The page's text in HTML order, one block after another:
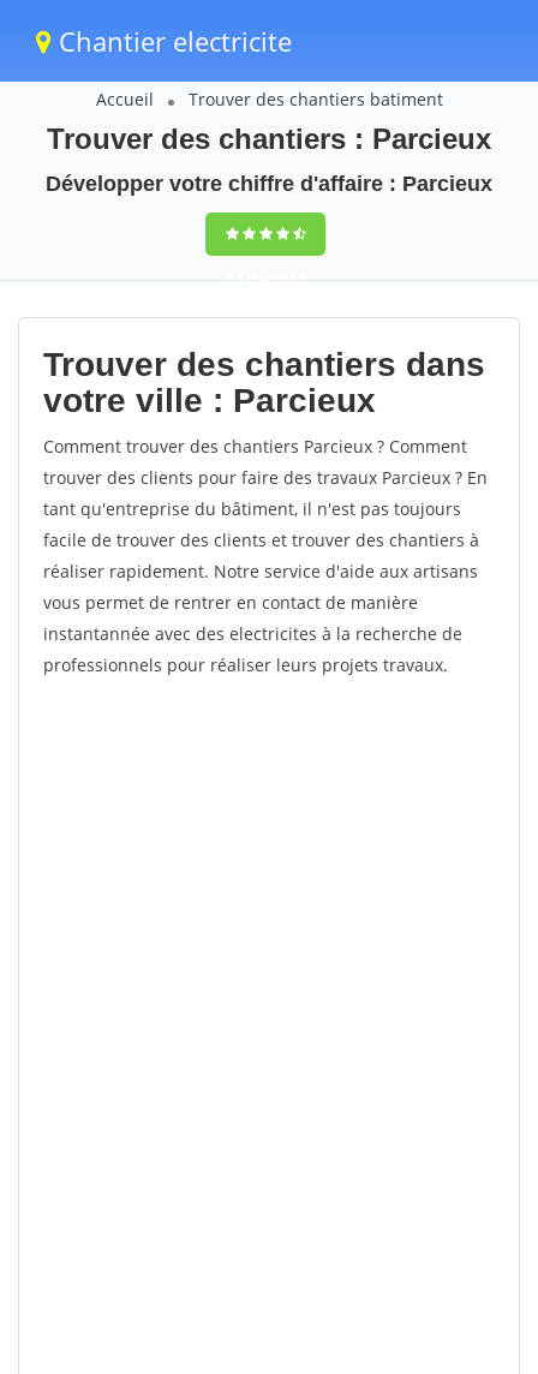
Chantier electricite
Accueil Trouver des chantiers batiment
Trouver des chantiers : Parcieux
Développer votre chiffre d'affaire : Parcieux
9,5(100%)62
votes
Trouver des chantiers dans
votre ville : Parcieux
Comment trouver des chantiers Parcieux ? Comment
trouver des clients pour faire des travaux Parcieux ? En
tant qu'entreprise du bâtiment, il n'est pas toujours
facile de trouver des clients et trouver des chantiers à
réaliser rapidement. Notre service d'aide aux artisans
vous permet de rentrer en contact de manière
instantannée avec des electricites à la recherche de
professionnels pour réaliser leurs projets travaux.